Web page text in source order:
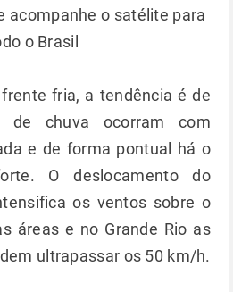
acompanhe o satélite para
o Brasil
fria, a tendência é de
de chuva ocorram com
e de forma pontual há o
O deslocamento do
os ventos sobre o
áreas e no Grande Rio as
ultrapassar os 50 km/h.